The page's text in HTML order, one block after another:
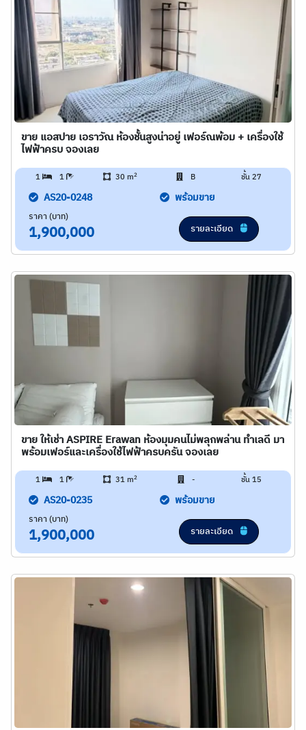
ขาย แอสปาย เอราวัณ ห้องชั้นสูงน่าอยู่ เฟอร์ณพ้อม + เครื่องใช้
ไฟฟ้าครบ จองเลย
1 1 30 m2 B ชั้น 27
AS20-0248 พร้อมขาย
ราคา (บาท)
1,900,000 รายละเอียด
ขาย ให้เช่า ASPIRE Erawan ห้องมุมคนไม่พลุกพล่าน ทำเลดี มา
พร้อมเฟอร์และเครื่องใช้ไฟฟ้าครบครัน จองเลย
1 1 31 m2 - ชั้น 15
AS20-0235 พร้อมขาย
ราคา (บาท)
1,900,000 รายละเอียด